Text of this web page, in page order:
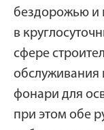
бездорожью и
в
сфере
фонари для
при этом обе